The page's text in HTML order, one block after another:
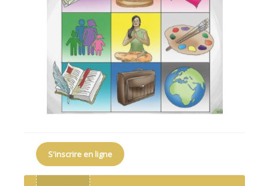
S'inscrire en ligne